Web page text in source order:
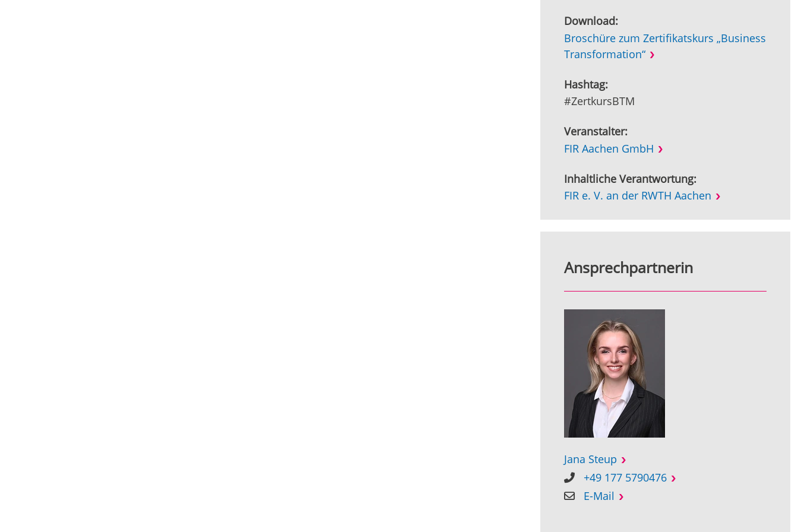
Download:
Broschüre zum Zertifikatskurs „Business
Transformation“
Hashtag:
#ZertkursBTM
Veranstalter:
FIR Aachen GmbH
Inhaltliche Verantwortung:
FIR e. V. an der RWTH Aachen
Ansprechpartnerin
Jana Steup
+49 177 5790476
E-Mail